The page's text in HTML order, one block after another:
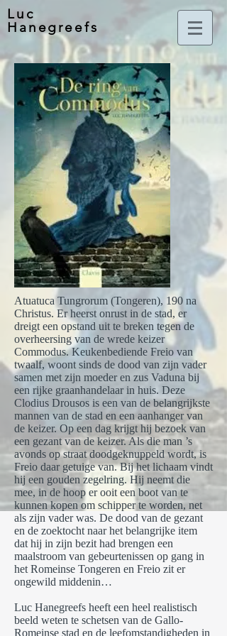
Luc
Hanegreefs
Atuatuca Tungrorum (Tongeren), 190 na
Christus. Er heerst onrust in de stad, er
dreigt een opstand uit te breken tegen de
overheersing van de wrede keizer
Commodus. Keukenbediende Freio van
twaalf, woont sinds de dood van zijn vader
samen met zijn moeder en zus Vaduna bij
een rijke graanhandelaar in huis. Deze
Clodius Drousos is een van de belangrijkste
mannen van de stad en een aanhanger van
de keizer. Op een dag krijgt hij bezoek van
een gezant van de keizer. Als die man ’s
avonds op straat doodgeknuppeld wordt, is
Freio daar getuige van. Bij het lichaam vindt
hij een gouden zegelring. Hij neemt die
mee, in de hoop er ooit een boot van te
kunnen kopen om schipper te worden, net
als zijn vader was. De dood van de gezant
en de zoektocht naar het belangrijke item
dat hij in zijn bezit had brengen een
maalstroom van gebeurtenissen op gang in
het Romeinse Tongeren en Freio zit er
ongewild middenin…
Luc Hanegreefs heeft een heel realistisch
beeld weten te schetsen van de Gallo-
Romeinse stad en de leefomstandigheden in